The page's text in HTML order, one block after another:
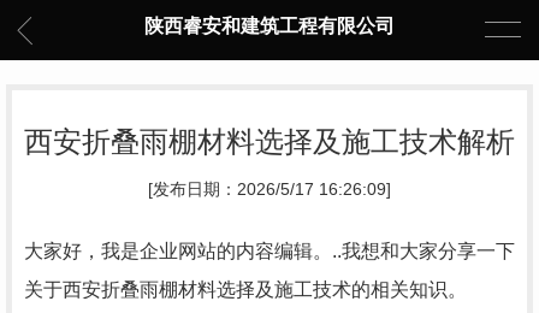
陕西睿安和建筑工程有限公司
西安折叠雨棚材料选择及施工技术解析
[发布日期：2026/5/17 16:26:09]
大家好，我是企业网站的内容编辑。..我想和大家分享一下
关于西安折叠雨棚材料选择及施工技术的相关知识。